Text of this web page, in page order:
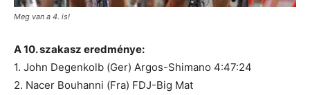
Meg van a 4. is!
A 10. szakasz eredménye:
1. John Degenkolb (Ger) Argos-Shimano 4:47:24
2. Nacer Bouhanni (Fra) FDJ-Big Mat